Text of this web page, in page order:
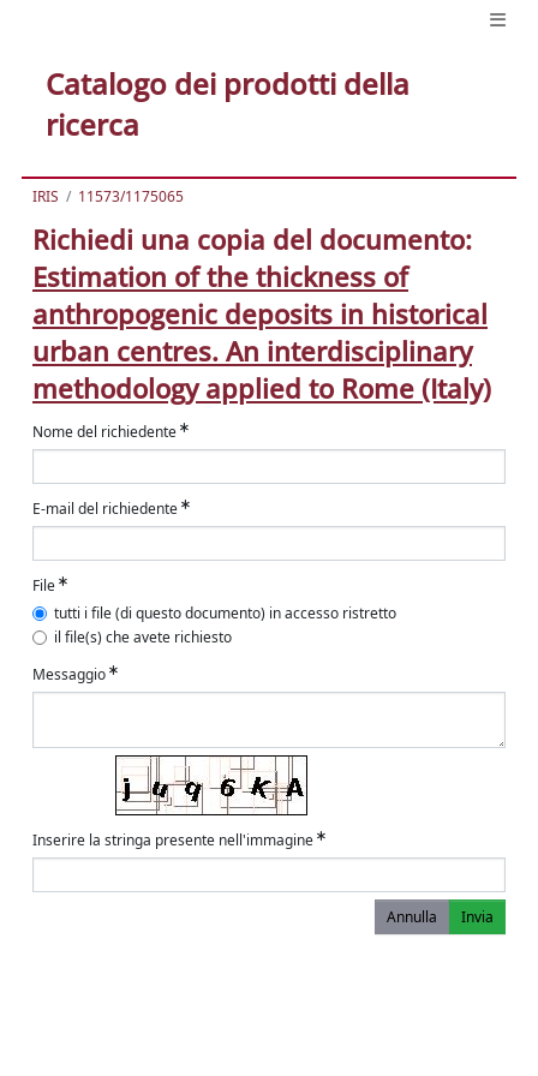
Catalogo dei prodotti della
ricerca
IRIS 11573/1175065
Richiedi una copia del documento:
Estimation of the thickness of
anthropogenic deposits in historical
urban centres. An interdisciplinary
methodology applied to Rome (Italy)
Nome del richiedente
E-mail del richiedente
File
tutti i file (di questo documento) in accesso ristretto
il file(s) che avete richiesto
Messaggio
Inserire la stringa presente nell'immagine
Annulla Invia